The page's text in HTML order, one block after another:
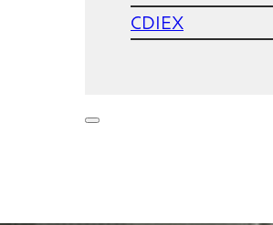
CDIEX